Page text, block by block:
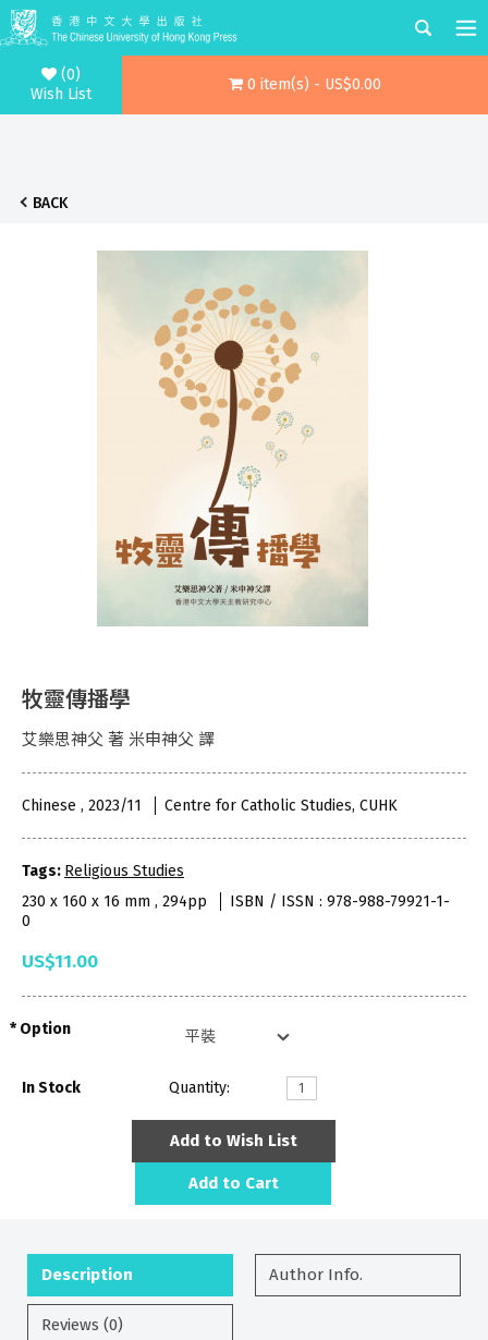
(0)
Wish List
0 item(s) - US$0.00
BACK
牧靈傳播學
艾樂思神父 著 米申神父 譯
Chinese , 2023/11 Centre for Catholic Studies, CUHK
Tags: Religious Studies
230 x 160 x 16 mm , 294pp
ISBN / ISSN : 978-988-79921-1-
0
US$11.00
Option
In Stock Quantity:
Add to Wish List
Add to Cart
Description Author Info.
Reviews (0)